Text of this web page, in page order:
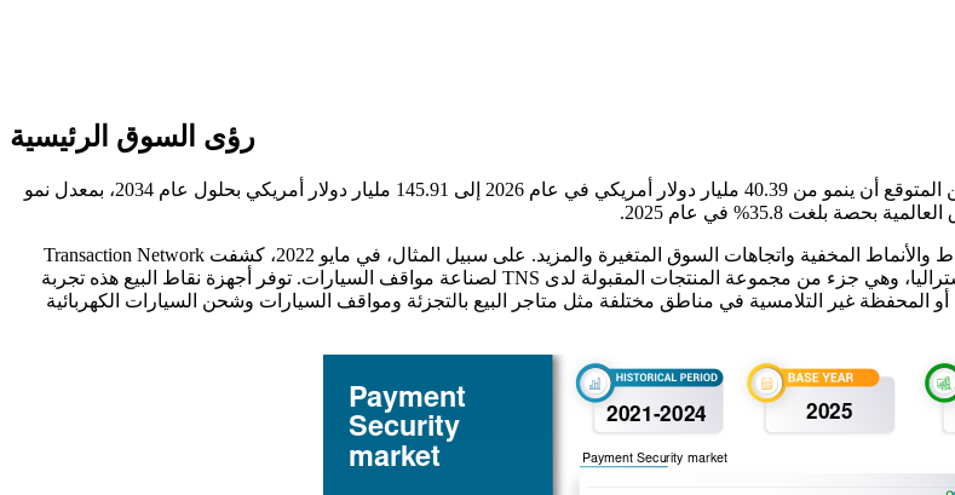
رؤى السوق الرئيسية
بلغت قيمة حجم سوق أمن الدفع العالمي 34.8 مليار دولار أمريكي في عام 2025، ومن المتوقع أن ينمو من 40.39 مليار دولار أمريكي في عام 2026 إلى 145.91 مليار دولار أمريكي بحلول عام 2034، بمعدل نمو
يتضمن أمان الدفع العملية التي تتبناها الشركات لتصور واكتساب رؤى بناءً على الارتباط والأنماط المخفية واتجاهات السوق المتغيرة والمزيد. على سبيل المثال، في مايو 2022، كشفت Transaction Network
محطات في PACE في أديلايد، أستراليا، وهي جزء من مجموعة المنتجات المقبولة لدى TNS لصناعة مواقف السيارات. توفر أجهزة نقاط البيع هذه تجربة
المحفظة غير التلامسية في مناطق مختلفة مثل متاجر البيع بالتجزئة ومواقف السيارات وشحن السيارات الكهربائية